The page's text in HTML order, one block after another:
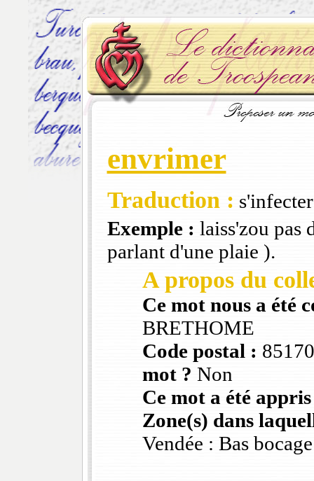
envrimer
Traduction : s'infecter
Exemple : laiss'zou pas
parlant d'une plaie ).
A propos du
Ce mot nous a été
BRETHOME
Code postal :
mot ? Non
Ce mot a été
Zone(s) dans
Vendée : Bas